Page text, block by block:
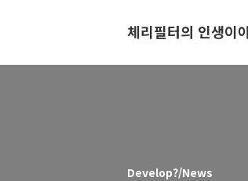
체리필터의 인생이
Develop?/News